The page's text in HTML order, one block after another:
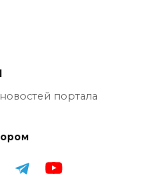
портала